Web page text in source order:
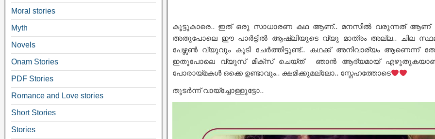
കൂട്ടുകാരെ.. ഇത് ഒരു സാധാരണ കഥ ആണ്.. മനസിൽ വരുന്നത് ആണ്
അതുപോലെ ഈ പാർട്ടിൽ ആഷ്ലിയുടെ വ്യു മാത്രം അല്ല.. ചില
പേഴ്സൺ വ്യുവും കൂടി ചേർത്തിട്ടുണ്ട്.. കഥക്ക് അനിവാര്യം ആണെന്ന്
ഇതുപോലെ വ്യുസ് മിക്സ് ചെയ്ത് ഞാൻ ആദ്യമായ്
പോരായ്മകൾ ഒക്കെ ഉണ്ടാവും.. ക്ഷമിക്കുമല്ലോ.. സ്നേഹത്തോടെ
തുടർന്ന് വായ്‌ച്ചോള്ളുട്ടോ..
Moral stories
Myth
Novels
Onam Stories
PDF Stories
Romance and Love stories
Short Stories
Stories